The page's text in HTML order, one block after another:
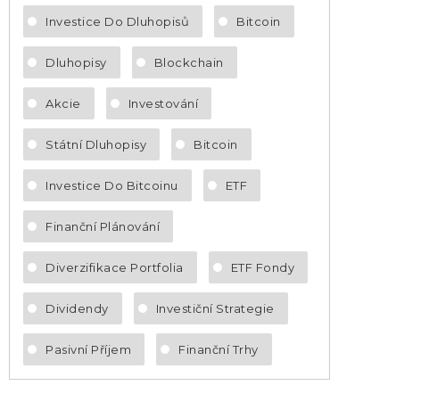
Investice Do Dluhopisů Bitcoin
Dluhopisy Blockchain
Akcie Investování
Státní Dluhopisy Bitcoin
Investice Do Bitcoinu ETF
Finanční Plánování
Diverzifikace Portfolia ETF Fondy
Dividendy Investiční Strategie
Pasivní Příjem Finanční Trhy